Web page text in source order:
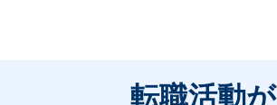
転職活動が